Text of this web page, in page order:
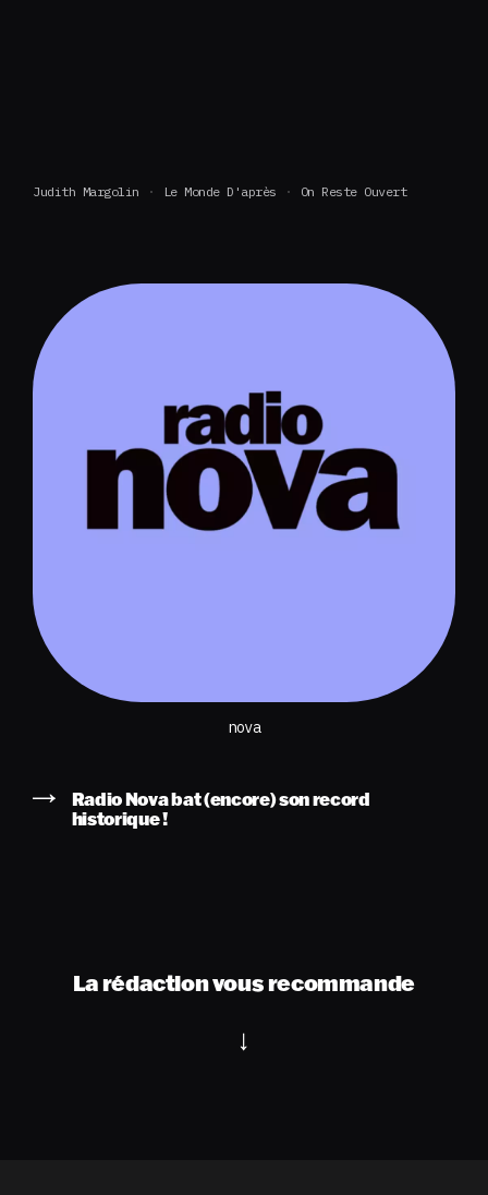
Judith Margolin Le Monde D'après On Reste Ouvert
nova
Radio Nova bat (encore) son record
historique !
La rédaction vous recommande